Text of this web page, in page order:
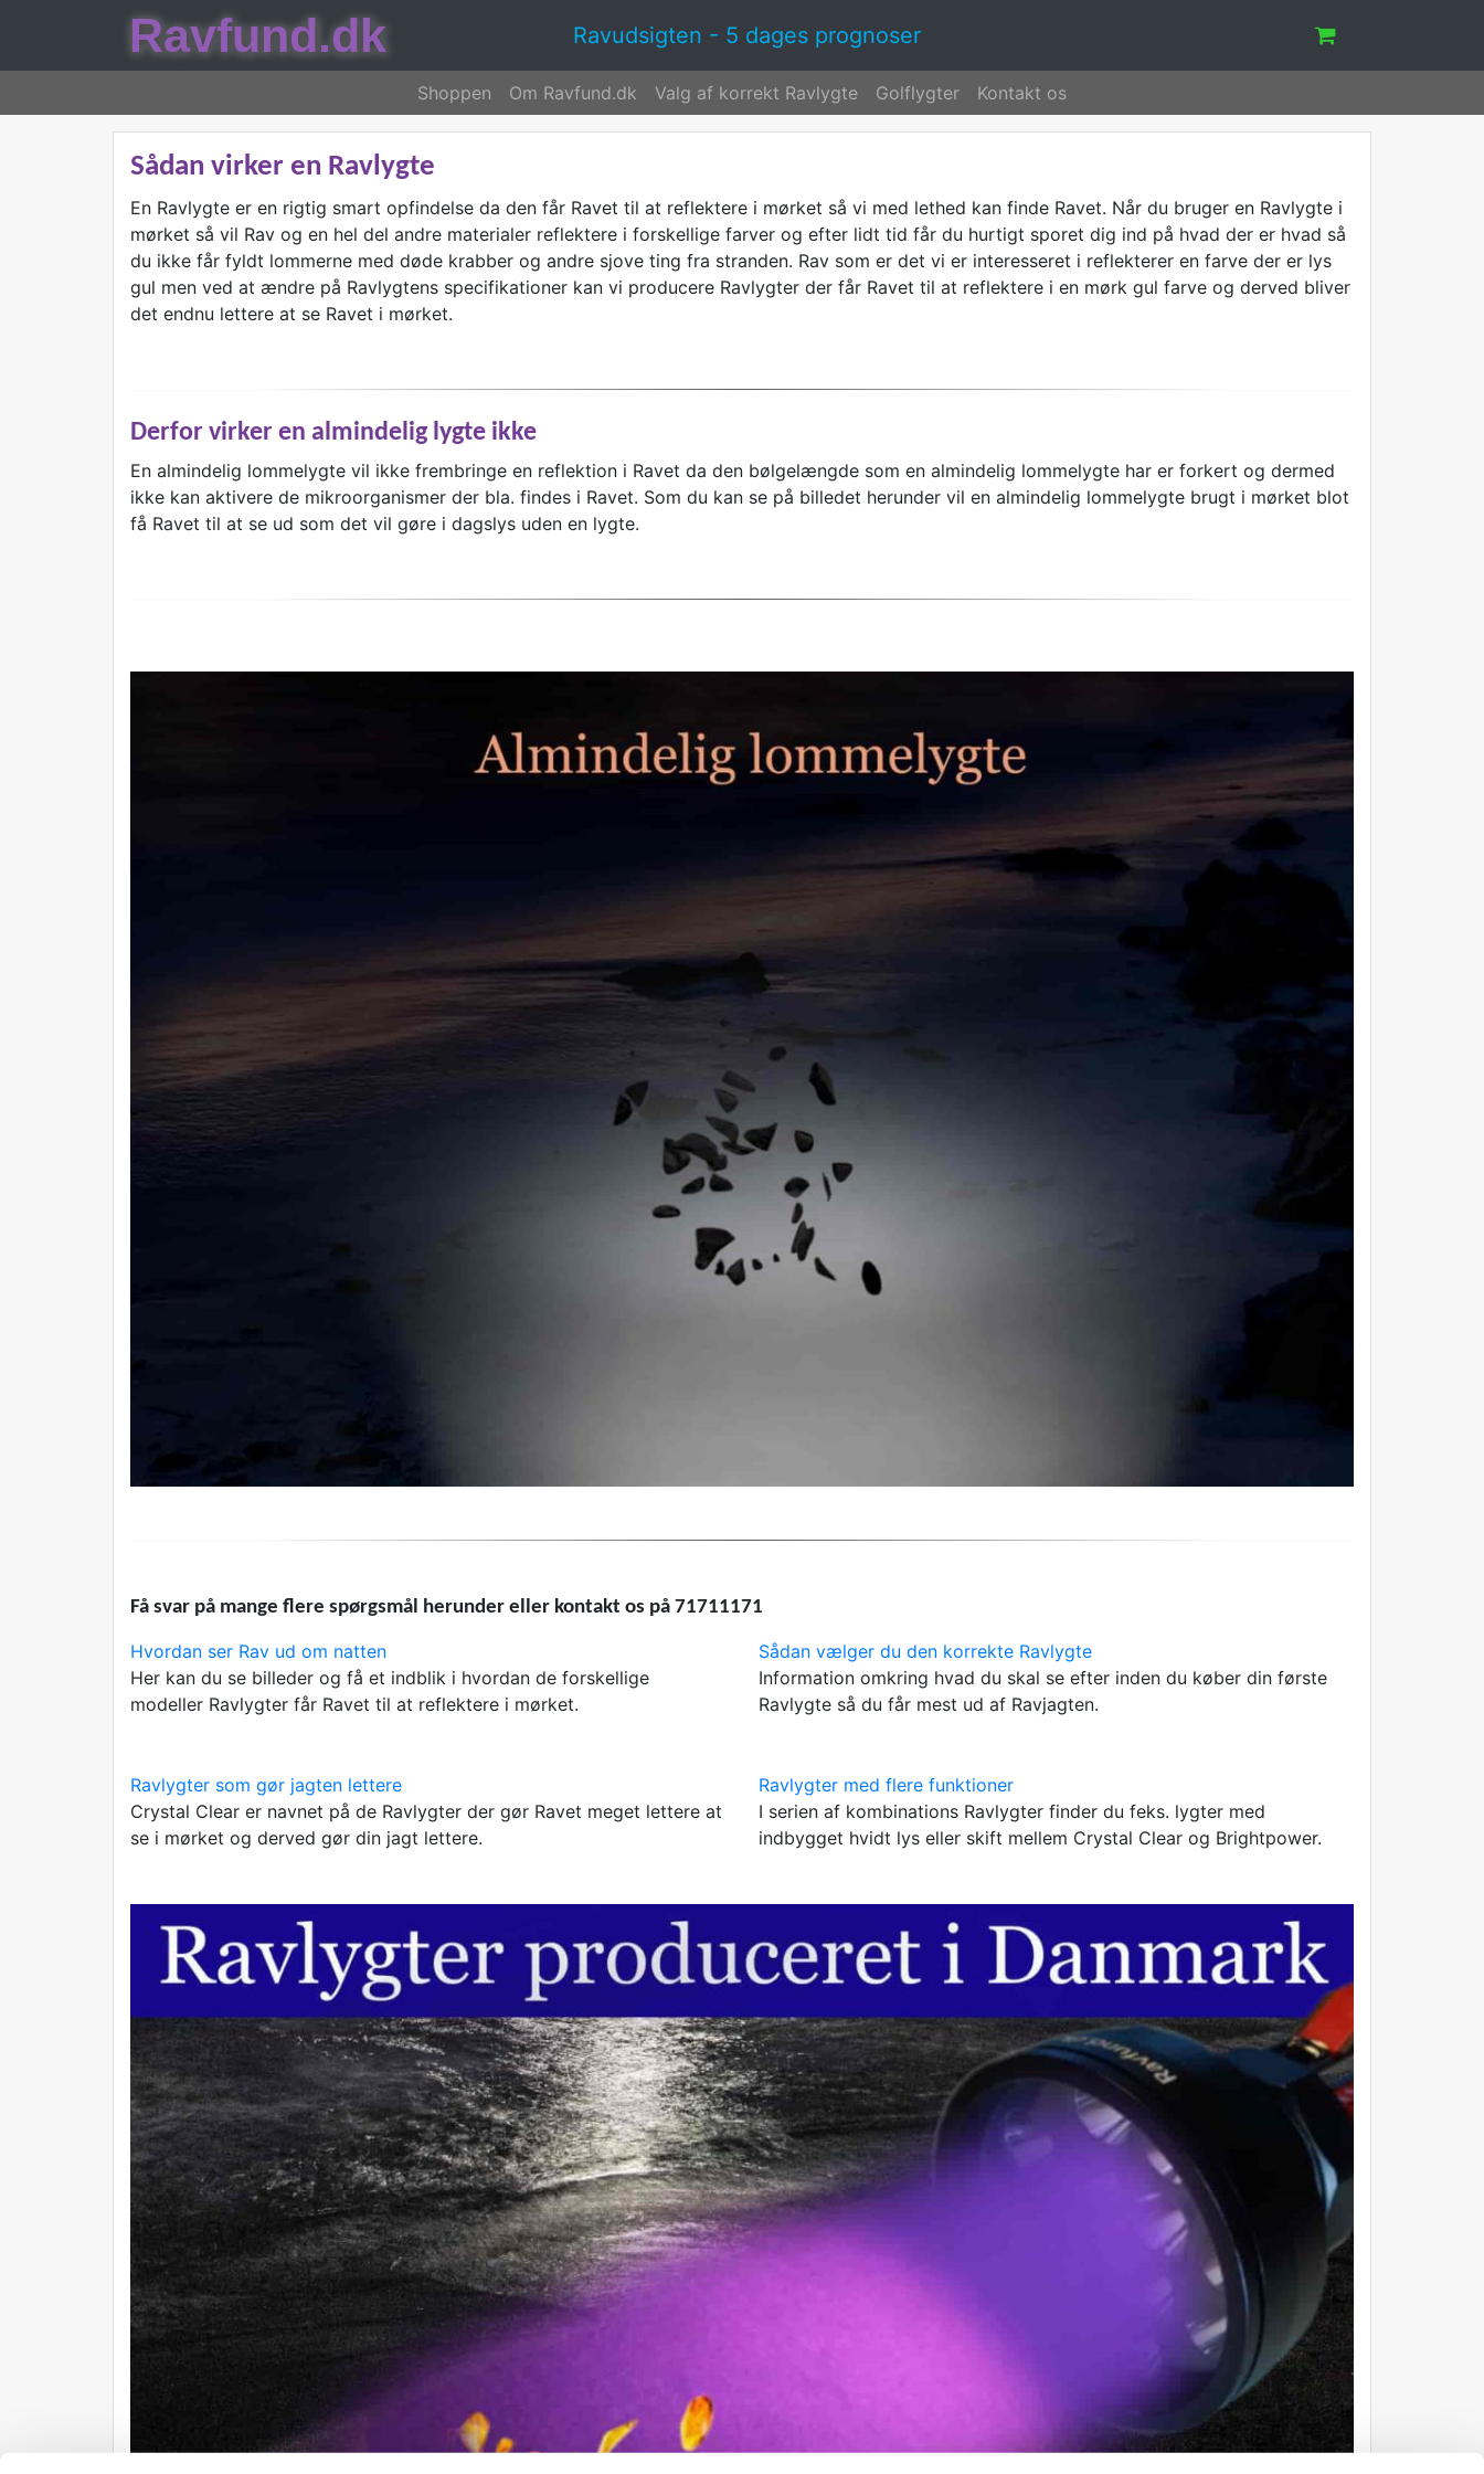
Ravfund.dk Ravudsigten - 5 dages prognoser
Shoppen Om Ravfund.dk Valg af korrekt Ravlygte Golflygter Kontakt os
Sådan virker en Ravlygte
En Ravlygte er en rigtig smart opfindelse da den får Ravet til at reflektere i mørket så vi med lethed kan finde Ravet. Når du bruger en Ravlygte i
mørket så vil Rav og en hel del andre materialer reflektere i forskellige farver og efter lidt tid får du hurtigt sporet dig ind på hvad der er hvad så
du ikke får fyldt lommerne med døde krabber og andre sjove ting fra stranden. Rav som er det vi er interesseret i reflekterer en farve der er lys
gul men ved at ændre på Ravlygtens specifikationer kan vi producere Ravlygter der får Ravet til at reflektere i en mørk gul farve og derved bliver
det endnu lettere at se Ravet i mørket.
Derfor virker en almindelig lygte ikke
En almindelig lommelygte vil ikke frembringe en reflektion i Ravet da den bølgelængde som en almindelig lommelygte har er forkert og dermed
ikke kan aktivere de mikroorganismer der bla. findes i Ravet. Som du kan se på billedet herunder vil en almindelig lommelygte brugt i mørket blot
få Ravet til at se ud som det vil gøre i dagslys uden en lygte.
Få svar på mange flere spørgsmål herunder eller kontakt os på 71711171
Hvordan ser Rav ud om natten
Her kan du se billeder og få et indblik i hvordan de forskellige
modeller Ravlygter får Ravet til at reflektere i mørket.
Sådan vælger du den korrekte Ravlygte
Information omkring hvad du skal se efter inden du køber din første
Ravlygte så du får mest ud af Ravjagten.
Ravlygter som gør jagten lettere
Crystal Clear er navnet på de Ravlygter der gør Ravet meget lettere at
se i mørket og derved gør din jagt lettere.
Ravlygter med flere funktioner
I serien af kombinations Ravlygter finder du feks. lygter med
indbygget hvidt lys eller skift mellem Crystal Clear og Brightpower.